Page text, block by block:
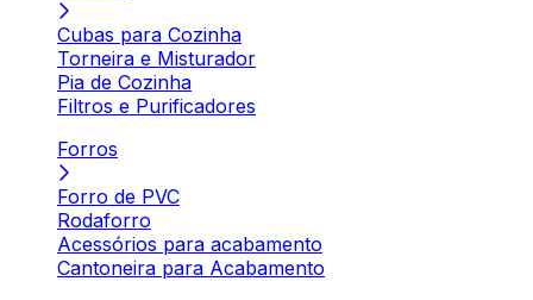
Cubas para Cozinha
Torneira e Misturador
Pia de Cozinha
Filtros e Purificadores
Forros
Forro de PVC
Rodaforro
Acessórios para acabamento
Cantoneira para Acabamento